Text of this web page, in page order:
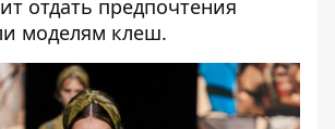
отдать предпочтения
моделям клеш.